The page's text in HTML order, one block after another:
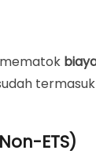
ETS)